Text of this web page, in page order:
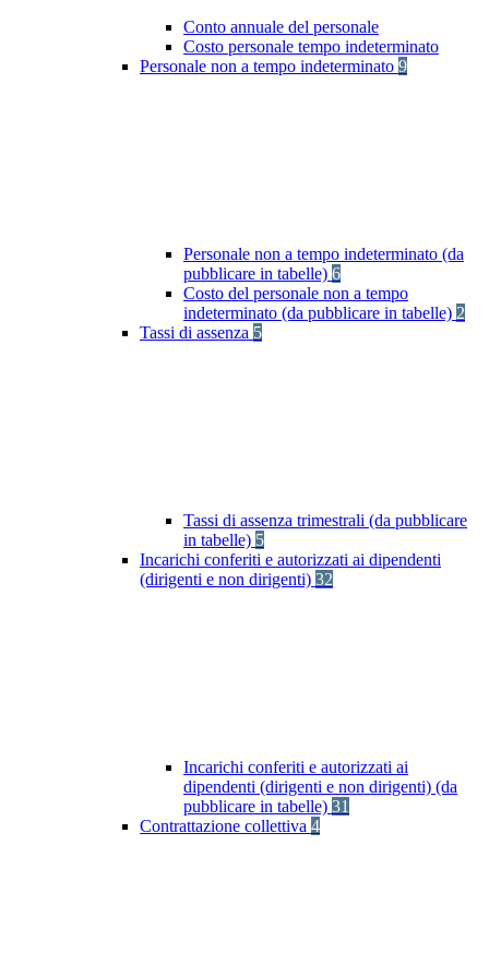
Conto annuale del personale
Costo personale tempo indeterminato
Personale non a tempo indeterminato 9
Personale non a tempo indeterminato (da
pubblicare in tabelle) 6
Costo del personale non a tempo
indeterminato (da pubblicare in tabelle) 2
Tassi di assenza 5
Tassi di assenza trimestrali (da pubblicare
in tabelle) 5
Incarichi conferiti e autorizzati ai dipendenti
(dirigenti e non dirigenti) 32
Incarichi conferiti e autorizzati ai
dipendenti (dirigenti e non dirigenti) (da
pubblicare in tabelle) 31
Contrattazione collettiva 4